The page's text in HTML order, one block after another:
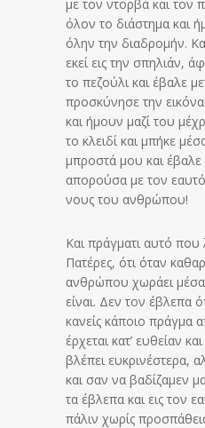
με τον ντορβά και τον
όλον το διάστημα και
όλην την διαδρομήν.
εκεί εις την σπηλιάν,
το πεζούλι και έβαλε
προσκύνησε την
και ήμουν μαζί του
το κλειδί και μπήκε
μπροστά μου και έβαλε
απορούσα με τον
νους του ανθρώπου!
Και πράγματι αυτό που
Πατέρες, ότι όταν
ανθρώπου χωράει μέσα
είναι. Δεν τον έβλεπα
κανείς κάποιο πράγμα
έρχεται κατ’ ευθείαν
βλέπει ευκρινέστερα,
και σαν να βαδίζαμεν
τα έβλεπα και εις τον
πάλιν χωρίς